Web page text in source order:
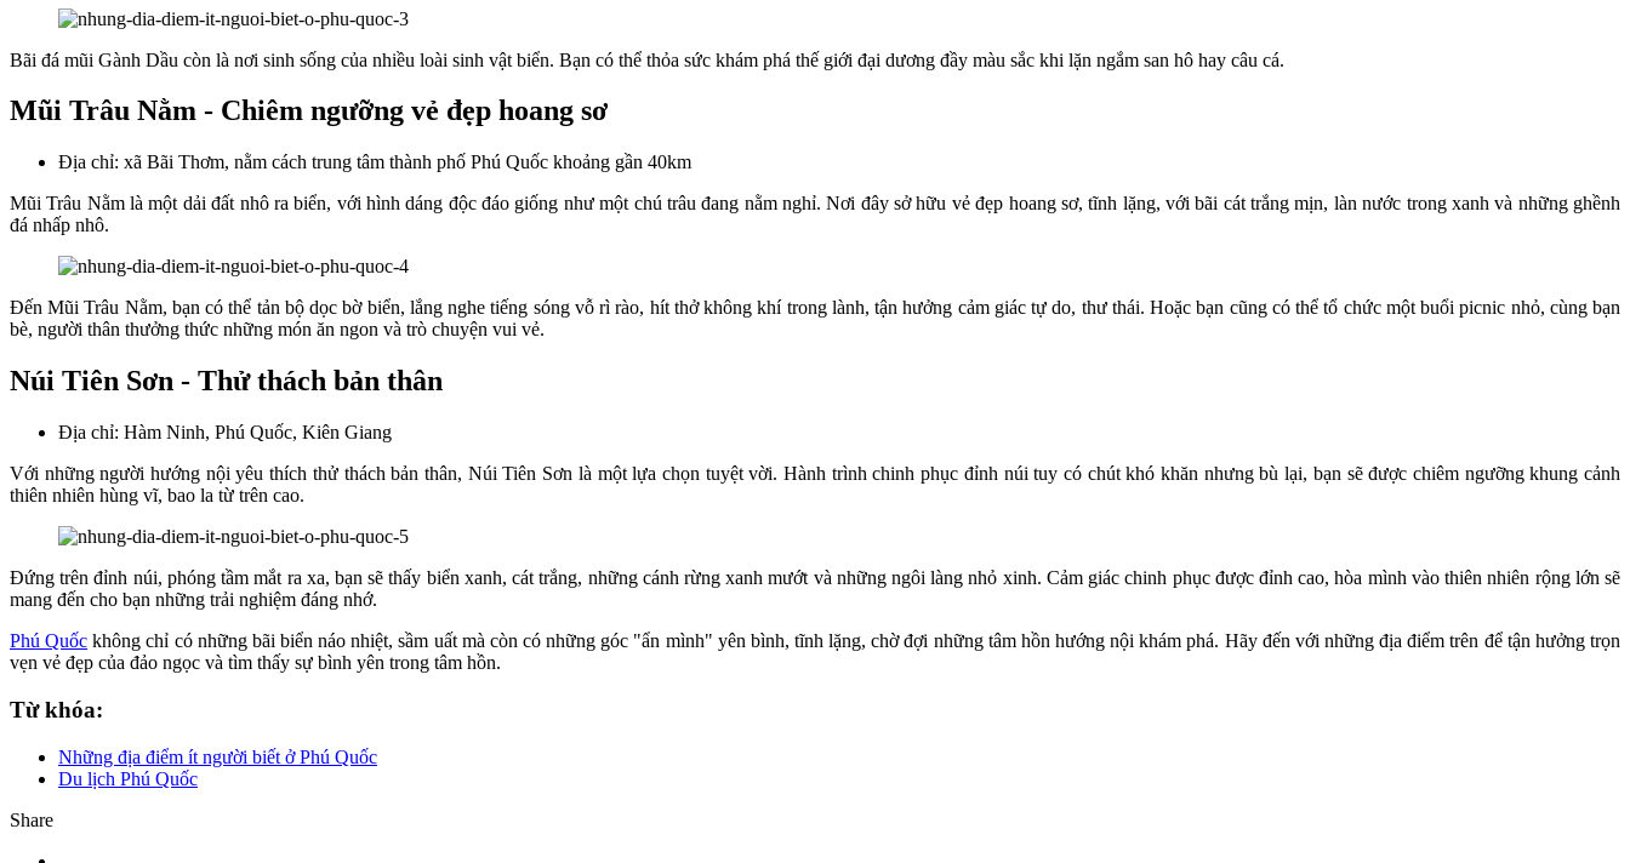
Bãi đá mũi Gành Dầu còn là nơi sinh sống của nhiều loài sinh vật biển. Bạn có thể thỏa sức khám phá thế giới đại dương đầy màu sắc khi lặn ngắm san hô hay câu cá.
Mũi Trâu Nằm - Chiêm ngưỡng vẻ đẹp hoang sơ
Địa chỉ: xã Bãi Thơm, nằm cách trung tâm thành phố Phú Quốc khoảng gần 40km
Mũi Trâu Nằm là một dải đất nhô ra biển, với hình dáng độc đáo giống như một chú trâu đang nằm nghỉ. Nơi đây sở hữu vẻ đẹp hoang sơ, tĩnh lặng, với bãi cát trắng mịn, làn nước trong xanh và những ghềnh
đá nhấp nhô.
Đến Mũi Trâu Nằm, bạn có thể tản bộ dọc bờ biển, lắng nghe tiếng sóng vỗ rì rào, hít thở không khí trong lành, tận hưởng cảm giác tự do, thư thái. Hoặc bạn cũng có thể tổ chức một buổi picnic nhỏ, cùng bạn
bè, người thân thưởng thức những món ăn ngon và trò chuyện vui vẻ.
Núi Tiên Sơn - Thử thách bản thân
Địa chỉ: Hàm Ninh, Phú Quốc, Kiên Giang
Với những người hướng nội yêu thích thử thách bản thân, Núi Tiên Sơn là một lựa chọn tuyệt vời. Hành trình chinh phục đỉnh núi tuy có chút khó khăn nhưng bù lại, bạn sẽ được chiêm ngưỡng khung cảnh
thiên nhiên hùng vĩ, bao la từ trên cao.
Đứng trên đỉnh núi, phóng tầm mắt ra xa, bạn sẽ thấy biển xanh, cát trắng, những cánh rừng xanh mướt và những ngôi làng nhỏ xinh. Cảm giác chinh phục được đỉnh cao, hòa mình vào thiên nhiên rộng lớn sẽ
mang đến cho bạn những trải nghiệm đáng nhớ.
Phú Quốc không chỉ có những bãi biển náo nhiệt, sầm uất mà còn có những góc "ẩn mình" yên bình, tĩnh lặng, chờ đợi những tâm hồn hướng nội khám phá. Hãy đến với những địa điểm trên để tận hưởng trọn
vẹn vẻ đẹp của đảo ngọc và tìm thấy sự bình yên trong tâm hồn.
Từ khóa:
Những địa điểm ít người biết ở Phú Quốc
Du lịch Phú Quốc
Share